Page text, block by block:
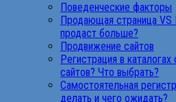
Поведенческие факторы
Продающая страница VS
продаст больше?
Продвижение сайтов
Регистрация в каталогах
сайтов? Что выбрать?
Самостоятельная
делать и чего ожидать?